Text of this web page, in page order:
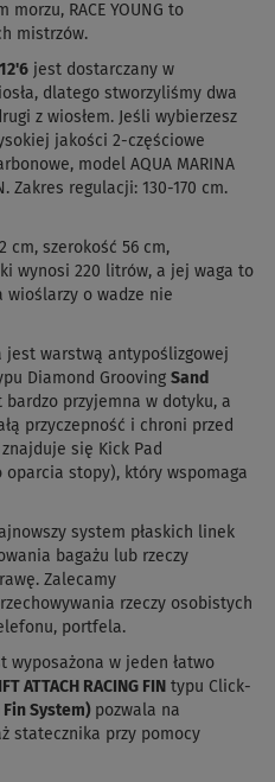
RACE YOUNG to
mistrzów.
jest dostarczany w
dlatego stworzyliśmy dwa
z wiosłem. Jeśli wybierzesz
jakości 2-częściowe
model AQUA MARINA
Zakres regulacji: 130-170 cm.
cm, szerokość 56 cm,
wynosi 220 litrów, a jej waga to
wioślarzy o wadze nie
jest warstwą antypoślizgowej
Diamond Grooving Sand
bardzo przyjemna w dotyku, a
przyczepność i chroni przed
się Kick Pad
oparcia stopy), który wspomaga
system płaskich linek
bagażu lub rzeczy
Zalecamy
rzeczy osobistych
portfela.
wyposażona w jeden łatwo
ATTACH RACING FIN typu Click-
System) pozwala na
statecznika przy pomocy